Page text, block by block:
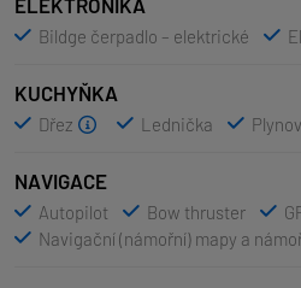
ELEKTRONIKA
Bildge čerpadlo – elektrické
KUCHYŇKA
Dřez Lednička
NAVIGACE
Autopilot Bow thruster
Navigační (námořní) mapy a